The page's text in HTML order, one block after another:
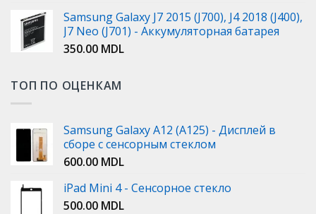
Samsung Galaxy J7 2015 (J700), J4 2018 (J400),
J7 Neo (J701) - Аккумуляторная батарея
350.00 MDL
ТОП ПО ОЦЕНКАМ
Samsung Galaxy A12 (A125) - Дисплей в
сборе с сенсорным стеклом
600.00 MDL
iPad Mini 4 - Сенсорное стекло
500.00 MDL